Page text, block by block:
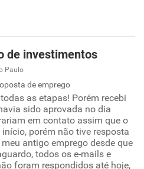
de investimentos
Paulo
de emprego
as etapas! Porém recebi
sido aprovada no dia
em contato assim que o
porém não tive resposta
antigo emprego desde que
todos os e-mails e
foram respondidos até hoje,